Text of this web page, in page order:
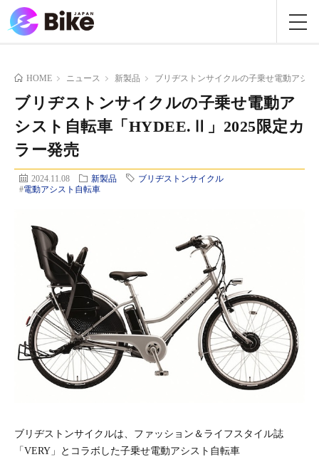
HOME ニュース 新製品 ブリヂストンサイクルの子乗せ電動アシ
ブリヂストンサイクルの子乗せ電動ア
シスト自転車「HYDEE.Ⅱ」2025限定カ
ラー発売
2024.11.08 新製品 ブリヂストンサイクル
#電動アシスト自転車
ブリヂストンサイクルは、ファッション＆ライフスタイル誌
「VERY」とコラボした子乗せ電動アシスト自転車